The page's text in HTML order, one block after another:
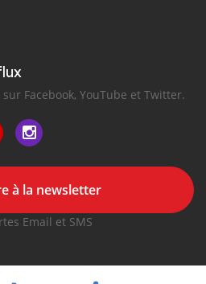
Facebook, YouTube et Twitter.
à la newsletter
Email et SMS